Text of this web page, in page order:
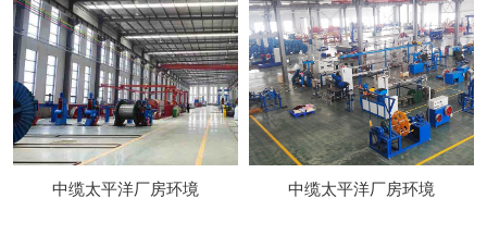
中缆太平洋厂房环境 中缆太平洋厂房环境